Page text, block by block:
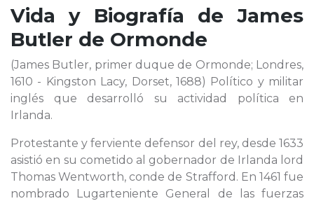
Vida y Biografía de James
Butler de Ormonde
(James Butler, primer duque de Ormonde; Londres,
1610 - Kingston Lacy, Dorset, 1688) Político y militar
inglés que desarrolló su actividad política en
Irlanda.
Protestante y ferviente defensor del rey, desde 1633
asistió en su cometido al gobernador de Irlanda lord
Thomas Wentworth, conde de Strafford. En 1461 fue
nombrado Lugarteniente General de las fuerzas